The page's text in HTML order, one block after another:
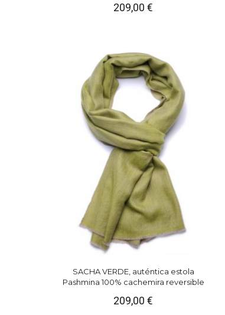
209,00 €
SACHA VERDE, auténtica estola
Pashmina 100% cachemira reversible
209,00 €